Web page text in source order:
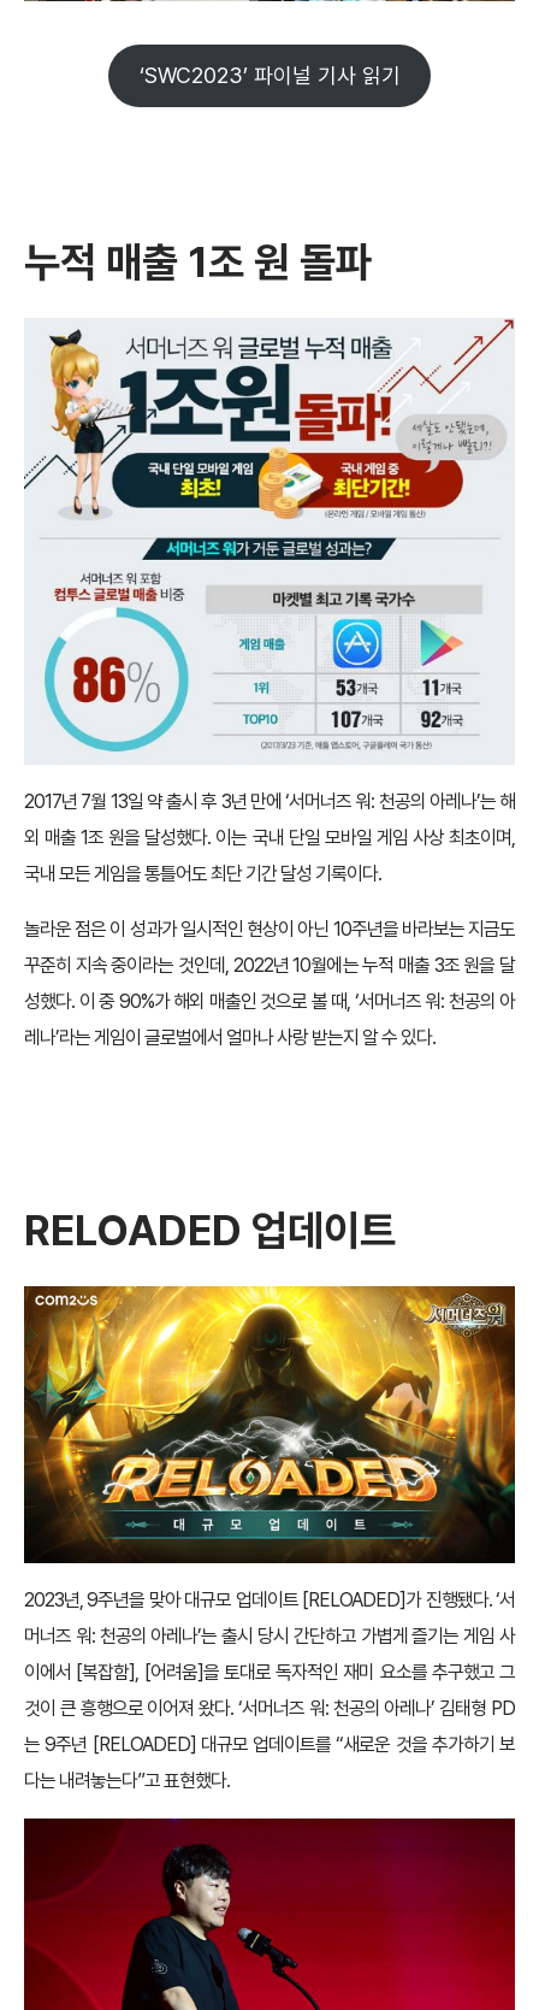
‘SWC2023’ 파이널 기사 읽기
누적 매출 1조 원 돌파
2017년 7월 13일 약 출시 후 3년 만에 ‘서머너즈 워: 천공의 아레나’는 해
외 매출 1조 원을 달성했다. 이는 국내 단일 모바일 게임 사상 최초이며,
국내 모든 게임을 통틀어도 최단 기간 달성 기록이다.
놀라운 점은 이 성과가 일시적인 현상이 아닌 10주년을 바라보는 지금도
꾸준히 지속 중이라는 것인데, 2022년 10월에는 누적 매출 3조 원을 달
성했다. 이 중 90%가 해외 매출인 것으로 볼 때, ‘서머너즈 워: 천공의 아
레나’라는 게임이 글로벌에서 얼마나 사랑 받는지 알 수 있다.
RELOADED 업데이트
2023년, 9주년을 맞아 대규모 업데이트 [RELOADED]가 진행됐다. ‘서
머너즈 워: 천공의 아레나’는 출시 당시 간단하고 가볍게 즐기는 게임 사
이에서 [복잡함], [어려움]을 토대로 독자적인 재미 요소를 추구했고 그
것이 큰 흥행으로 이어져 왔다. ‘서머너즈 워: 천공의 아레나’ 김태형 PD
는 9주년 [RELOADED] 대규모 업데이트를 “새로운 것을 추가하기 보
다는 내려놓는다”고 표현했다.